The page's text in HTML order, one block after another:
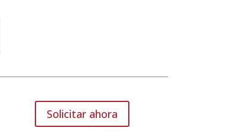
Solicitar ahora